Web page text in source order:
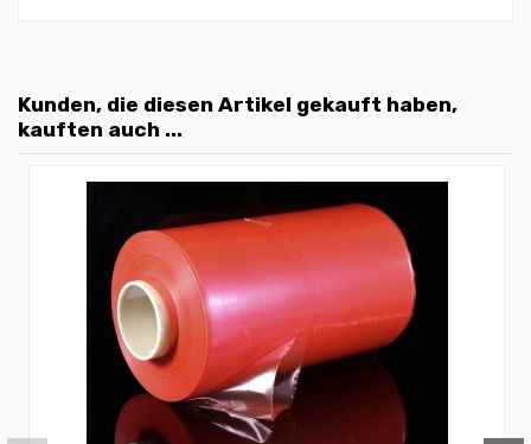
Kunden, die diesen Artikel gekauft haben,
kauften auch ...